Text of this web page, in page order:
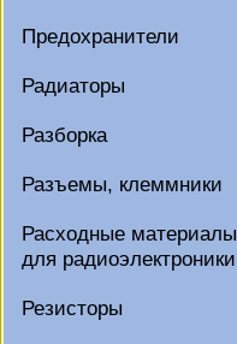
Предохранители
Радиаторы
Разборка
Разъемы, клеммники
Расходные материалы
для радиоэлектроники
Резисторы